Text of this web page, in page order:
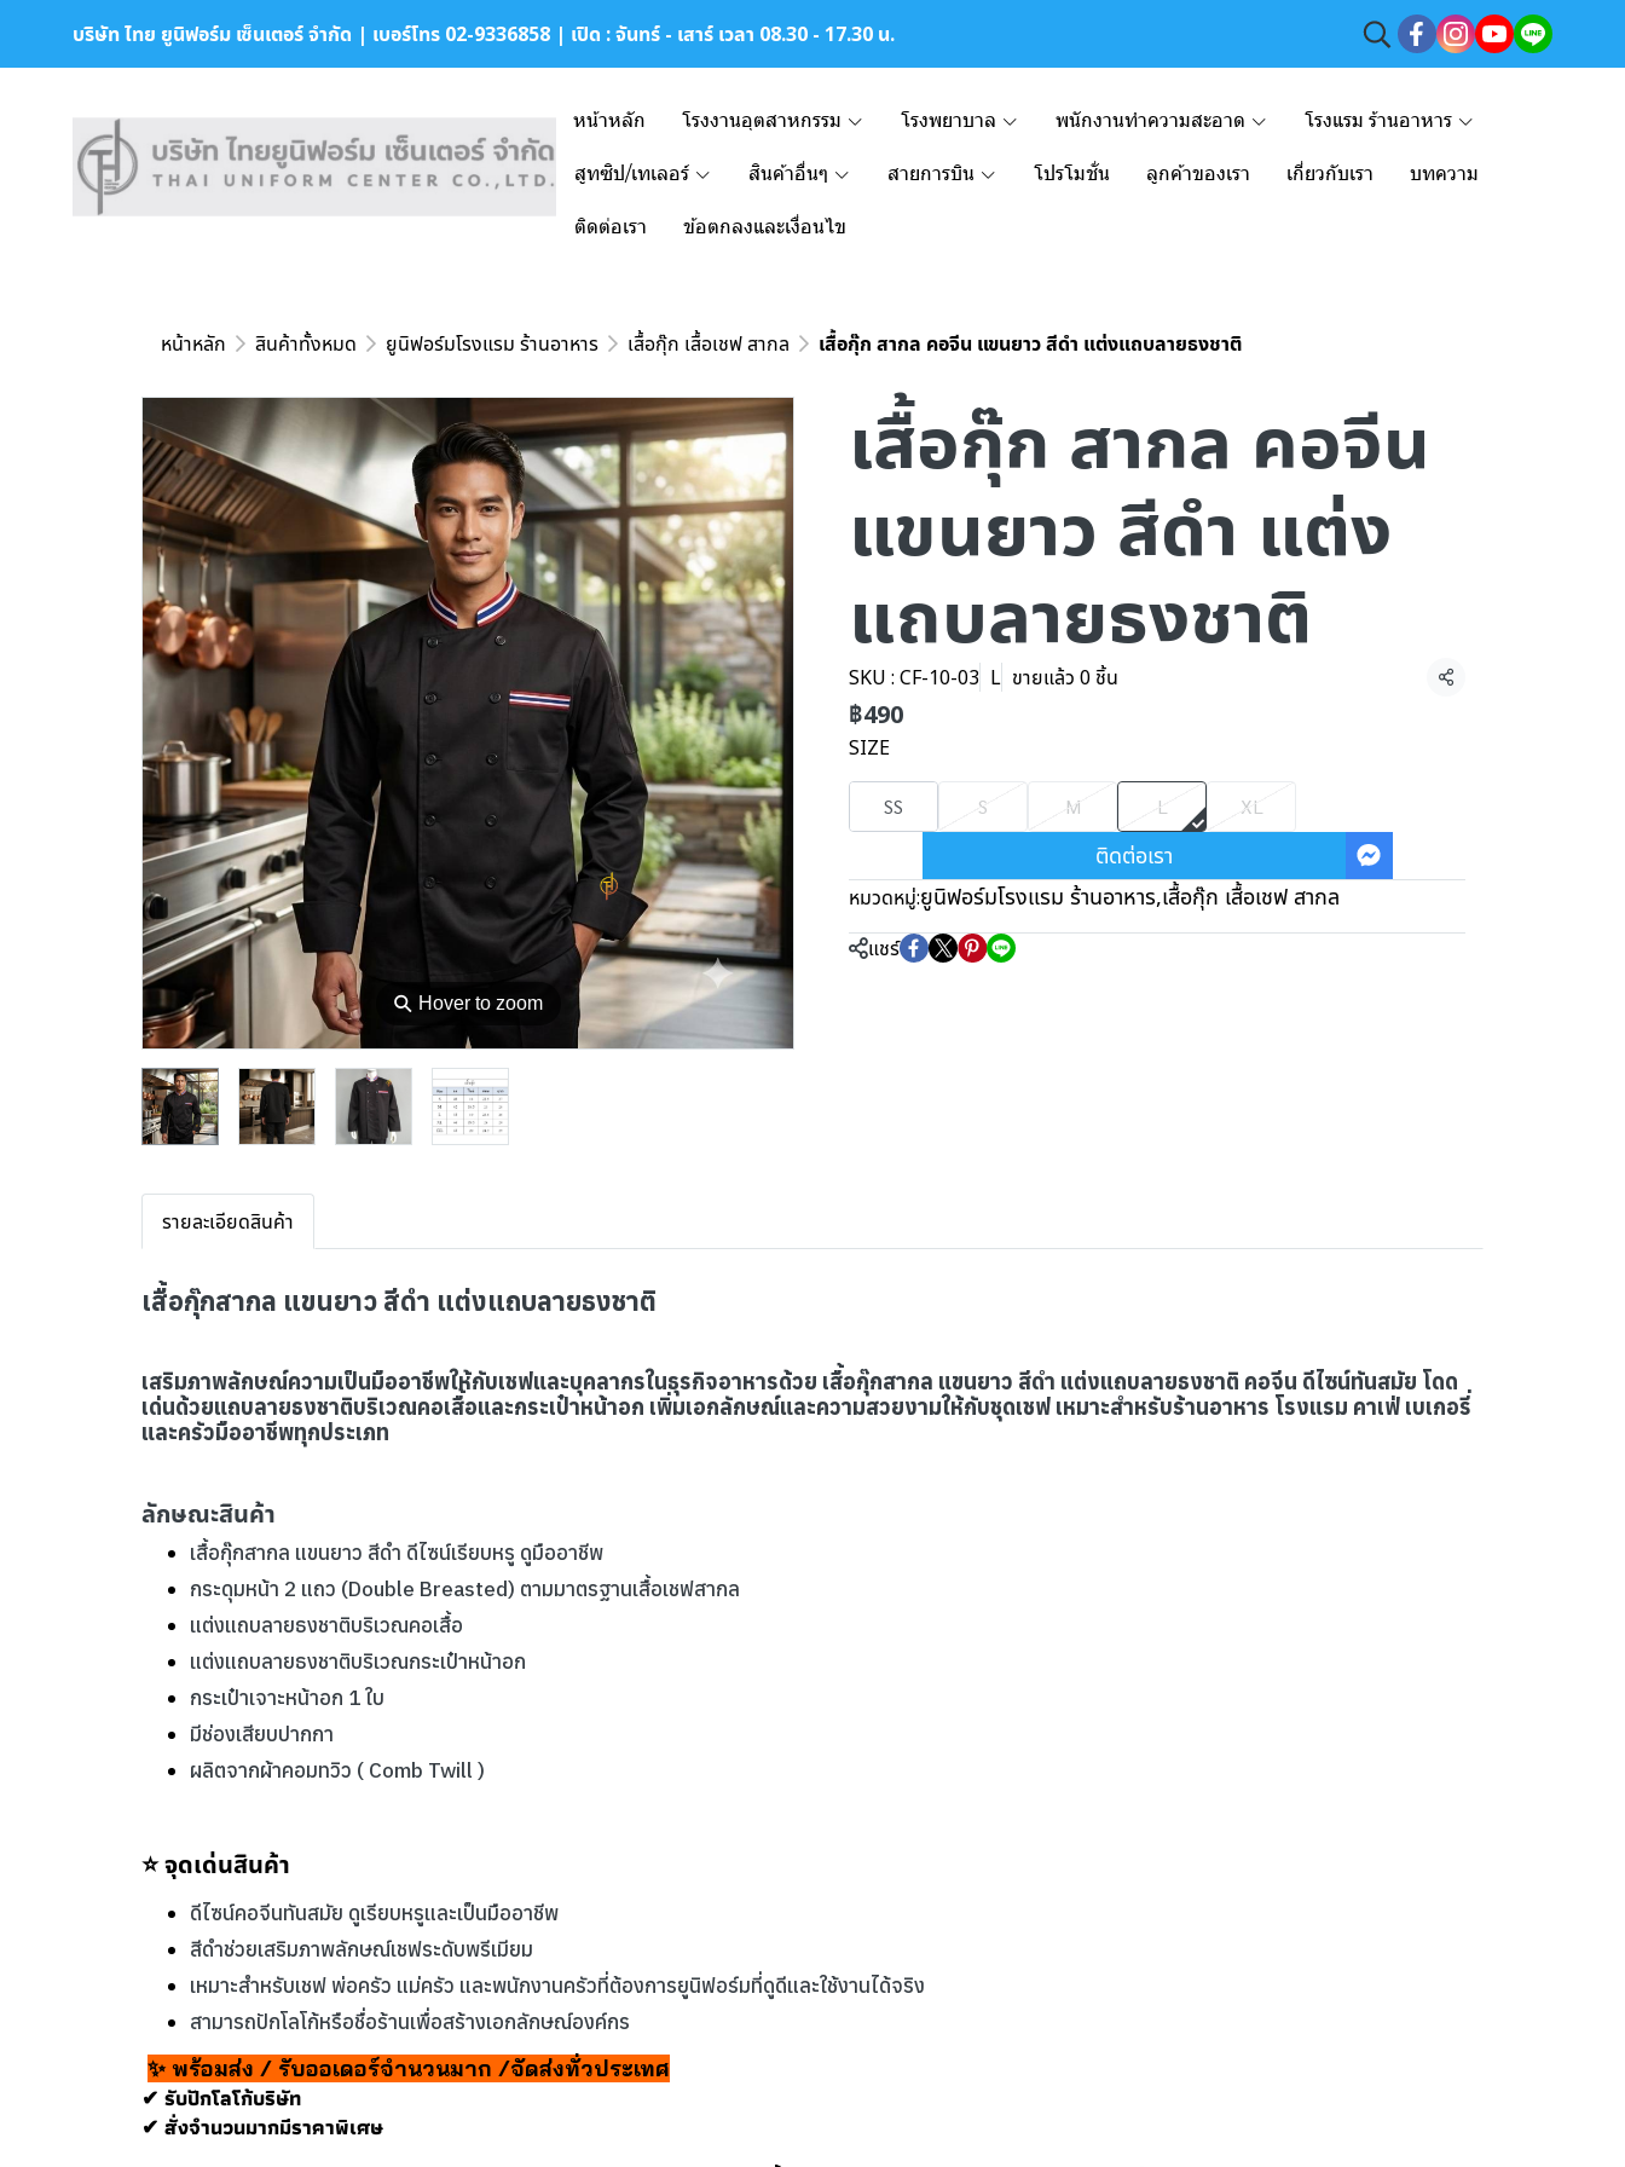
บริษัท ไทย ยูนิฟอร์ม เซ็นเตอร์ จำกัด | เบอร์โทร 02-9336858 | เปิด : จันทร์ - เสาร์ เวลา 08.30 - 17.30 น.
หน้าหลัก โรงงานอุตสาหกรรม โรงพยาบาล พนักงานทำความสะอาด โรงแรม ร้านอาหาร
สูทซิป/เทเลอร์ สินค้าอื่นๆ สายการบิน โปรโมชั่น ลูกค้าของเรา เกี่ยวกับเรา บทความ
ติดต่อเรา ข้อตกลงและเงื่อนไข
หน้าหลัก สินค้าทั้งหมด ยูนิฟอร์มโรงแรม ร้านอาหาร เสื้อกุ๊ก เสื้อเชฟ สากล เสื้อกุ๊ก สากล คอจีน แขนยาว สีดำ แต่งแถบลายธงชาติ
⚲ Hover to zoom
เสื้อกุ๊ก สากล คอจีน
แขนยาว สีดำ แต่ง
แถบลายธงชาติ
SKU : CF-10-03 L ขายแล้ว 0 ชิ้น แชร์
฿490
SIZE
SS S M L XL
ติดต่อเรา
หมวดหมู่:ยูนิฟอร์มโรงแรม ร้านอาหาร,เสื้อกุ๊ก เสื้อเชฟ สากล
แชร์
รายละเอียดสินค้า
เสื้อกุ๊กสากล แขนยาว สีดำ แต่งแถบลายธงชาติ
เสริมภาพลักษณ์ความเป็นมืออาชีพให้กับเชฟและบุคลากรในธุรกิจอาหารด้วย เสื้อกุ๊กสากล แขนยาว สีดำ แต่งแถบลายธงชาติ คอจีน ดีไซน์ทันสมัย โดด
เด่นด้วยแถบลายธงชาติบริเวณคอเสื้อและกระเป๋าหน้าอก เพิ่มเอกลักษณ์และความสวยงามให้กับชุดเชฟ เหมาะสำหรับร้านอาหาร โรงแรม คาเฟ่ เบเกอรี่
และครัวมืออาชีพทุกประเภท
ลักษณะสินค้า
เสื้อกุ๊กสากล แขนยาว สีดำ ดีไซน์เรียบหรู ดูมืออาชีพ
กระดุมหน้า 2 แถว (Double Breasted) ตามมาตรฐานเสื้อเชฟสากล
แต่งแถบลายธงชาติบริเวณคอเสื้อ
แต่งแถบลายธงชาติบริเวณกระเป๋าหน้าอก
กระเป๋าเจาะหน้าอก 1 ใบ
มีช่องเสียบปากกา
ผลิตจากผ้าคอมทวิว ( Comb Twill )
⭐ จุดเด่นสินค้า
ดีไซน์คอจีนทันสมัย ดูเรียบหรูและเป็นมืออาชีพ
สีดำช่วยเสริมภาพลักษณ์เชฟระดับพรีเมียม
เหมาะสำหรับเชฟ พ่อครัว แม่ครัว และพนักงานครัวที่ต้องการยูนิฟอร์มที่ดูดีและใช้งานได้จริง
สามารถปักโลโก้หรือชื่อร้านเพื่อสร้างเอกลักษณ์องค์กร
✨ พร้อมส่ง / รับออเดอร์จำนวนมาก /จัดส่งทั่วประเทศ
✔ รับปักโลโก้บริษัท
✔ สั่งจำนวนมากมีราคาพิเศษ